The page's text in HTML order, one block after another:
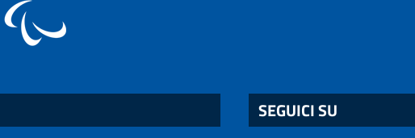
SEGUICI SU